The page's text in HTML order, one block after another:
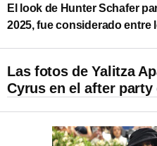
El look de Hunter Schafer
2025, fue considerado entre
Las fotos de Yalitza
Cyrus en el after party